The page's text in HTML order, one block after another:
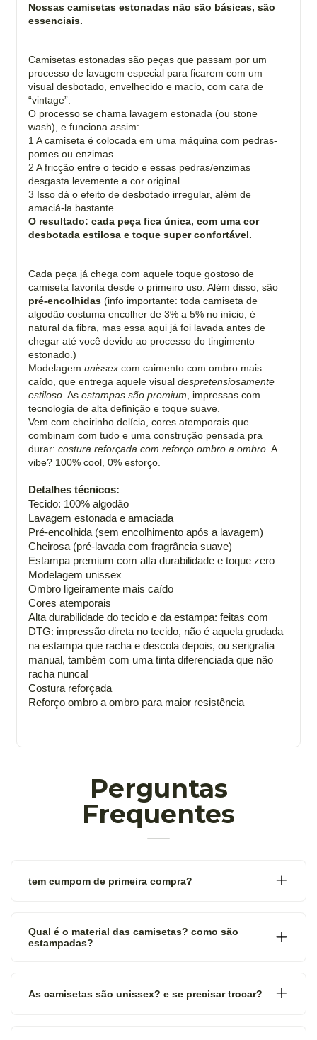
Nossas camisetas estonadas não são básicas, são
essenciais.
Camisetas estonadas são peças que passam por um
processo de lavagem especial para ficarem com um
visual desbotado, envelhecido e macio, com cara de
“vintage”.
O processo se chama lavagem estonada (ou stone
wash), e funciona assim:
1 A camiseta é colocada em uma máquina com pedras-
pomes ou enzimas.
2 A fricção entre o tecido e essas pedras/enzimas
desgasta levemente a cor original.
3 Isso dá o efeito de desbotado irregular, além de
amaciá-la bastante.
O resultado: cada peça fica única, com uma cor
desbotada estilosa e toque super confortável.
Cada peça já chega com aquele toque gostoso de
camiseta favorita desde o primeiro uso. Além disso, são
pré-encolhidas (info importante: toda camiseta de
algodão costuma encolher de 3% a 5% no início, é
natural da fibra, mas essa aqui já foi lavada antes de
chegar até você devido ao processo do tingimento
estonado.)
Modelagem unissex com caimento com ombro mais
caído, que entrega aquele visual despretensiosamente
estiloso . As estampas são premium , impressas com
tecnologia de alta definição e toque suave.
Vem com cheirinho delícia, cores atemporais que
combinam com tudo e uma construção pensada pra
durar: costura reforçada com reforço ombro a ombro . A
vibe? 100% cool, 0% esforço.
Detalhes técnicos:
Tecido: 100% algodão
Lavagem estonada e amaciada
Pré-encolhida (sem encolhimento após a lavagem)
Cheirosa (pré-lavada com fragrância suave)
Estampa premium com alta durabilidade e toque zero
Modelagem unissex
Ombro ligeiramente mais caído
Cores atemporais
Alta durabilidade do tecido e da estampa: feitas com
DTG: impressão direta no tecido, não é aquela grudada
na estampa que racha e descola depois, ou serigrafia
manual, também com uma tinta diferenciada que não
racha nunca!
Costura reforçada
Reforço ombro a ombro para maior resistência
Perguntas
Frequentes
tem cumpom de primeira compra?
Qual é o material das camisetas? como são
estampadas?
As camisetas são unissex? e se precisar trocar?